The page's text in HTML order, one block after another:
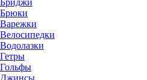
Бриджи
Брюки
Варежки
Велосипедки
Водолазки
Гетры
Гольфы
Джинсы